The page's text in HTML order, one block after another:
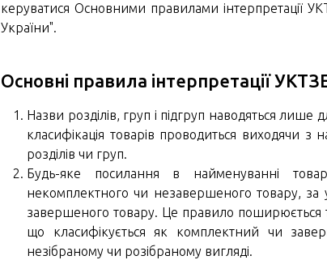
керуватися Основними правилами інтерпретації
України".
Основні правила інтерпретації
Назви розділів, груп і підгруп наводяться
класифікація товарів проводиться виходячи з
розділів чи груп.
Будь-яке посилання в найменуванні
некомплектного чи незавершеного товару, за
завершеного товару. Це правило
що класифікується як комплектний чи
незібраному чи розібраному вигляді.